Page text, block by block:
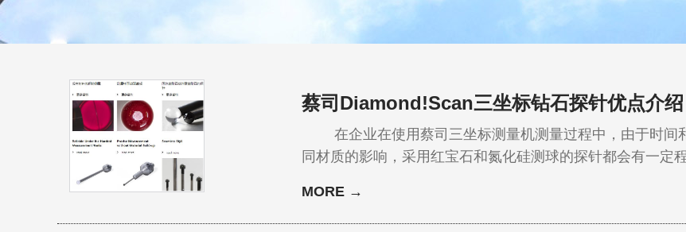
蔡司Diamond!Scan三坐标钻石探针优点介绍
在企业在使用蔡司三坐标测量机测量过程中，由于时间
同材质的影响，采用红宝石和氮化硅测球的探针都会有一定
蔡司三坐标以Diamond!Scan为品牌，推出了一系列采用完整
球的全新探针。经过多年实践证明，即使扫描极…
MORE →